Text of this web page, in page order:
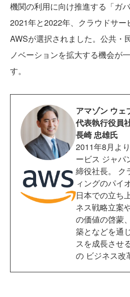
機関の利用に向け推進する「ガ
2021年と2022年、クラウドサー
AWSが選択されました。公共・
ノベーションを拡大する機会が
す。
アマゾン ウェ
代表執行役員
長崎 忠雄氏
2011年8月よ
ービス ジャパ
締役社長。 ク
ィングのパイ
日本での立ち
ネス戦略立案
の価値の啓蒙
築となどを通
スを成長させ
の ビジネス改